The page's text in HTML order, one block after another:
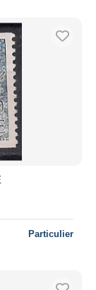
Particulier